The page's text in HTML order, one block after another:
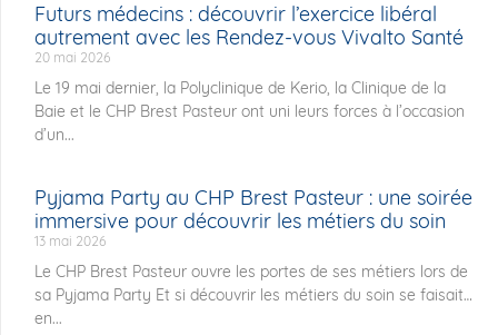
Futurs médecins : découvrir l’exercice libéral
autrement avec les Rendez-vous Vivalto Santé
20 mai 2026
Le 19 mai dernier, la Polyclinique de Kerio, la Clinique de la
Baie et le CHP Brest Pasteur ont uni leurs forces à l’occasion
d’un...
Pyjama Party au CHP Brest Pasteur : une soirée
immersive pour découvrir les métiers du soin
13 mai 2026
Le CHP Brest Pasteur ouvre les portes de ses métiers lors de
sa Pyjama Party Et si découvrir les métiers du soin se faisait…
en...